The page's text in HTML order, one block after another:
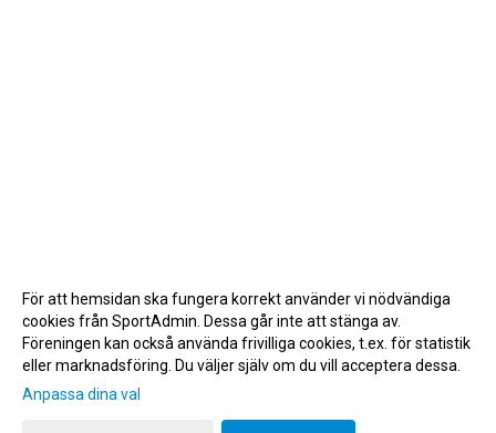
Gå till Webbversion
För att hemsidan ska fungera korrekt använder vi nödvändiga
cookies från SportAdmin. Dessa går inte att stänga av.
Föreningen kan också använda frivilliga cookies, t.ex. för statistik
eller marknadsföring. Du väljer själv om du vill acceptera dessa.
Anpassa dina val